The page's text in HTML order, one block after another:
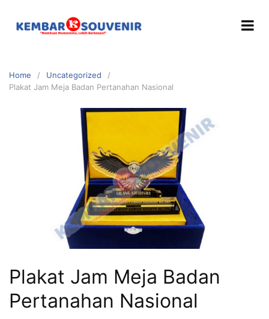
Home
Uncategorized
Plakat Jam Meja Badan Pertanahan Nasional
Plakat Jam Meja Badan
Pertanahan Nasional